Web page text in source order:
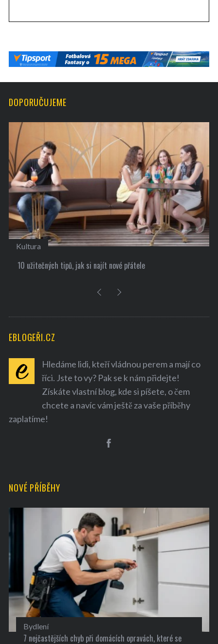
DOPORUČUJEME
Kultura
10 užitečných tipů, jak si najít nové přátele
EBLOGEŘI.CZ
Hledáme lidi, kteří vládnou perem a mají co
říci. Jste to vy? Pak se k nám přidejte!
Získáte vlastní blog, kde si píšete, o čem
chcete a navíc vám ještě za vaše příběhy
zaplatíme!
NOVÉ PŘÍBĚHY
Bydlení
7 nejčastějších chyb při domácích opravách, které se